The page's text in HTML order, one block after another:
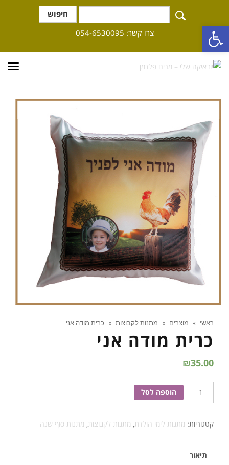
חיפוש
צרו קשר: 054-6530095
ראשי » מוצרים » מתנות לקבוצות » כרית מודה אני
כרית מודה אני
₪35.00
כמות
של
מודה
הוספה לסל
קטגוריות: מתנות לימי הולדת, מתנות לקבוצות, מתנות סוף שנה
תיאור
פתח סרגל נגישות